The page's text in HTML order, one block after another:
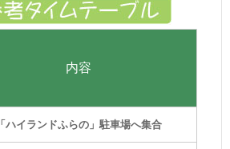
内容
「ハイランドふらの」駐車場へ集合